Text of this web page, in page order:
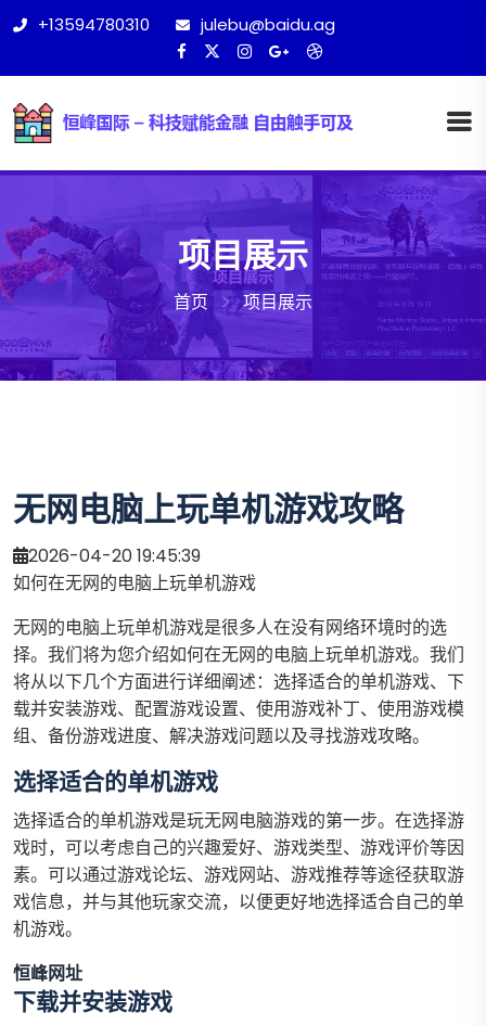
+13594780310 julebu@baidu.ag
项目展示
首页 项目展示
无网电脑上玩单机游戏攻略
2026-04-20 19:45:39
如何在无网的电脑上玩单机游戏
无网的电脑上玩单机游戏是很多人在没有网络环境时的选
择。我们将为您介绍如何在无网的电脑上玩单机游戏。我们
将从以下几个方面进行详细阐述：选择适合的单机游戏、下
载并安装游戏、配置游戏设置、使用游戏补丁、使用游戏模
组、备份游戏进度、解决游戏问题以及寻找游戏攻略。
选择适合的单机游戏
选择适合的单机游戏是玩无网电脑游戏的第一步。在选择游
戏时，可以考虑自己的兴趣爱好、游戏类型、游戏评价等因
素。可以通过游戏论坛、游戏网站、游戏推荐等途径获取游
戏信息，并与其他玩家交流，以便更好地选择适合自己的单
机游戏。
恒峰网址
下载并安装游戏